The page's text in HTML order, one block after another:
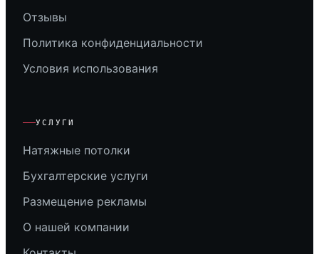
Отзывы
Политика конфиденциальности
Условия использования
УСЛУГИ
Натяжные потолки
Бухгалтерские услуги
Размещение рекламы
О нашей компании